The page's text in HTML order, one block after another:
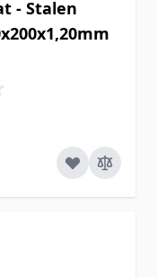
- Stalen